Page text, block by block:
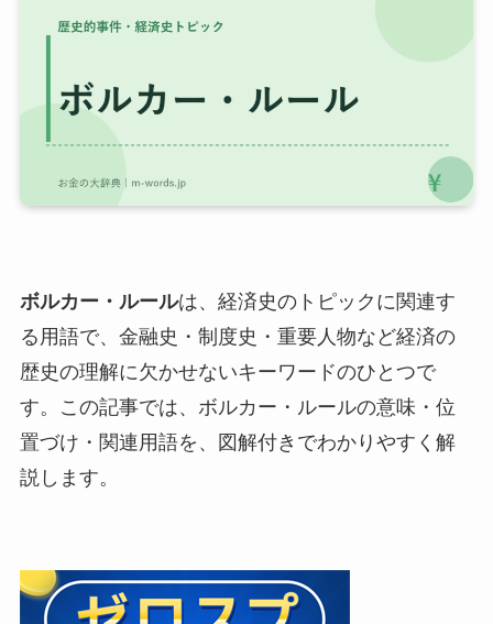
ボルカー・ルールは、経済史のトピックに関連す
る用語で、金融史・制度史・重要人物など経済の
歴史の理解に欠かせないキーワードのひとつで
す。この記事では、ボルカー・ルールの意味・位
置づけ・関連用語を、図解付きでわかりやすく解
説します。